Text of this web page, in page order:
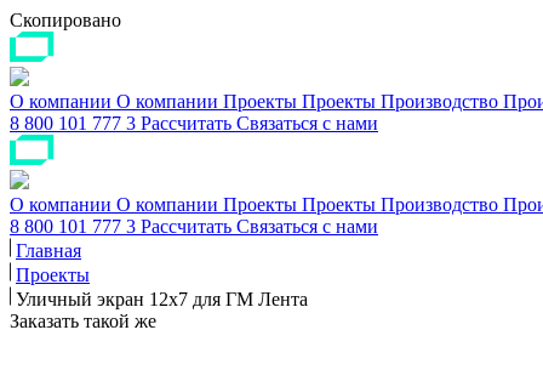
Скопировано
О компании О компании Проекты Проекты Производство
8 800 101 777 3 Рассчитать Связаться с нами
О компании О компании Проекты Проекты Производство
8 800 101 777 3 Рассчитать Связаться с нами
Главная
Проекты
Уличный экран 12х7 для ГМ Лента
Заказать такой же